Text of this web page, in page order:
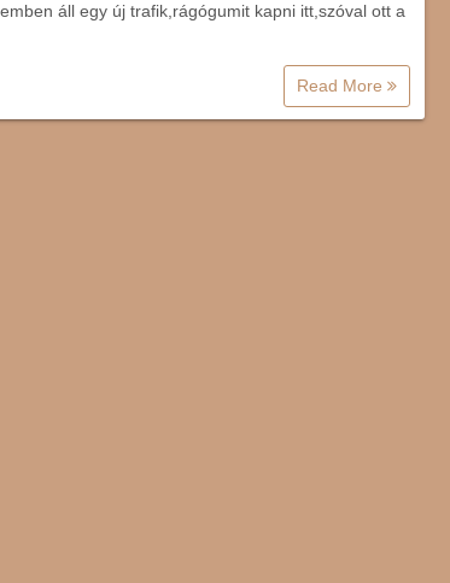
áll egy új trafik,rágógumit kapni itt,szóval ott a
Read More